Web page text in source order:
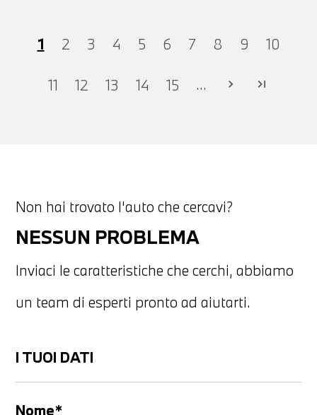
1 2 3 4 5 6 7 8 9 10
11 12 13 14 15 ... chevron_right last_page
Non hai trovato l'auto che cercavi?
NESSUN PROBLEMA
Inviaci le caratteristiche che cerchi, abbiamo
un team di esperti pronto ad aiutarti.
I TUOI DATI
Nome*